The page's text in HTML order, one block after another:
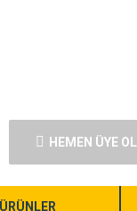
HEMEN ÜYE OL
ÜRÜNLER